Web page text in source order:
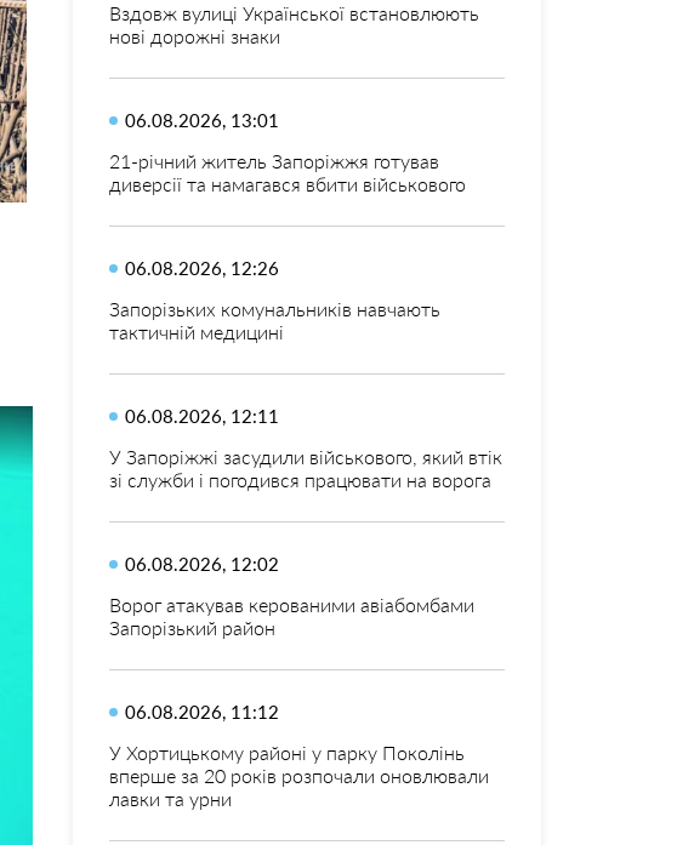
Вздовж вулиці Української встановлюють
нові дорожні знаки
06.08.2026, 13:01
21-річний житель Запоріжжя готував
диверсії та намагався вбити військового
06.08.2026, 12:26
Запорізьких комунальників навчають
тактичній медицині
06.08.2026, 12:11
У Запоріжжі засудили військового, який втік
зі служби і погодився працювати на ворога
06.08.2026, 12:02
Ворог атакував керованими авіабомбами
Запорізький район
06.08.2026, 11:12
У Хортицькому районі у парку Поколінь
вперше за 20 років розпочали оновлювали
лавки та урни